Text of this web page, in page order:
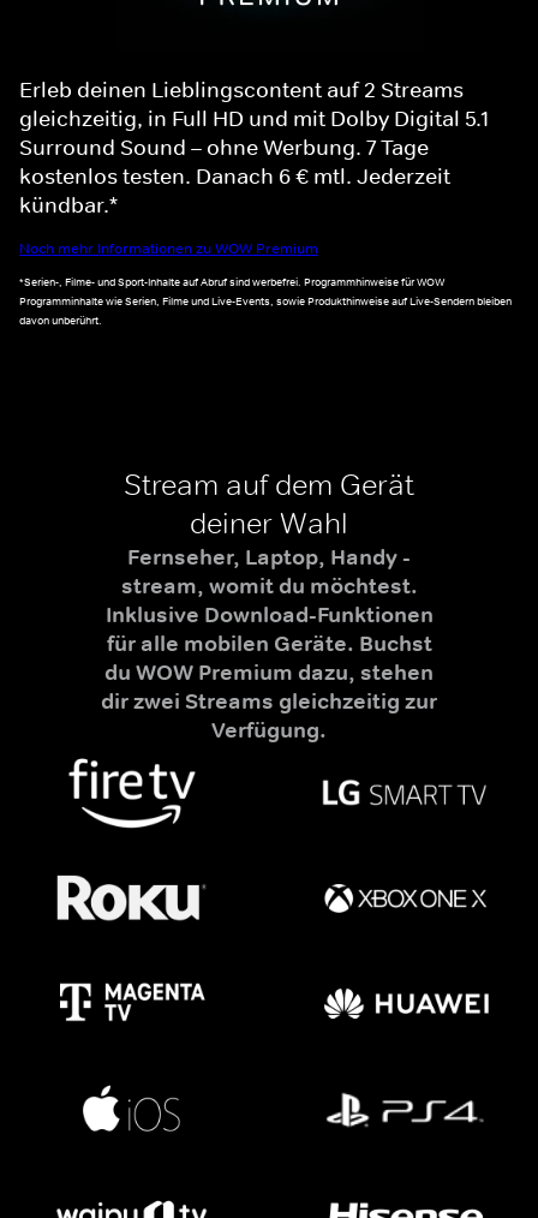
Erleb deinen Lieblingscontent auf 2 Streams
gleichzeitig, in Full HD und mit Dolby Digital 5.1
Surround Sound – ohne Werbung. 7 Tage
kostenlos testen. Danach 6 € mtl. Jederzeit
kündbar.*
Noch mehr Informationen zu WOW Premium
*Serien-, Filme- und Sport-Inhalte auf Abruf sind werbefrei. Programmhinweise für WOW
Programminhalte wie Serien, Filme und Live-Events, sowie Produkthinweise auf Live-Sendern bleiben
davon unberührt.
Stream auf dem Gerät
deiner Wahl
Fernseher, Laptop, Handy -
stream, womit du möchtest.
Inklusive Download-Funktionen
für alle mobilen Geräte. Buchst
du WOW Premium dazu, stehen
dir zwei Streams gleichzeitig zur
Verfügung.